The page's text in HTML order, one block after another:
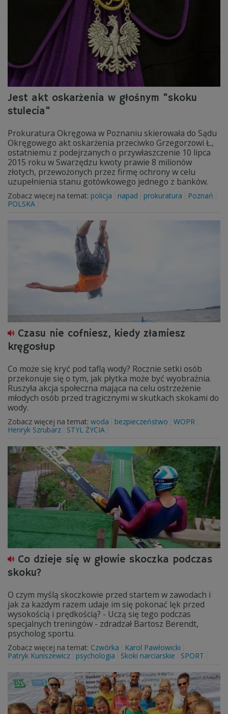
Jest akt oskarżenia w głośnym "skoku
stulecia"
Prokuratura Okręgowa w Poznaniu skierowała do Sądu
Okręgowego akt oskarżenia przeciwko Grzegorzowi Ł.,
ostatniemu z podejrzanych o przywłaszczenie 10 lipca
2015 roku w Swarzędzu kwoty prawie 8 milionów
złotych, przewożonych przez firmę ochrony w celu
uzupełnienia stanu gotówkowego jednego z banków.
Zobacz więcej na temat: policja napad prokuratura
Poznań
POLSKA
Czasu nie cofniesz, kiedy złamiesz
kręgosłup
Co może się kryć pod taflą wody? Rocznie setki osób
przekonuje się o tym, jak płytka może być wyobraźnia.
Ruszyła akcja społeczna mająca na celu ostrzeżenie
młodych osób przed tragicznymi w skutkach skokami do
wody.
Zobacz więcej na temat: woda bezpieczeństwo
WOPR
Henryk Szrubarz
STYL ŻYCIA
Co dzieje się w głowie skoczka podczas
skoku?
O czym myślą skoczkowie przed startem w zawodach i
jak za każdym razem udaje im się pokonać lęk przed
wysokością i prędkością? - Uczą się tego podczas
specjalnych treningów - zdradzał Bartosz Berendt,
psycholog sportu.
Zobacz więcej na temat: Czwórka
Karol Pawłowicki
Patryk Kuniszewicz
psychologia Skoki narciarskie SPORT